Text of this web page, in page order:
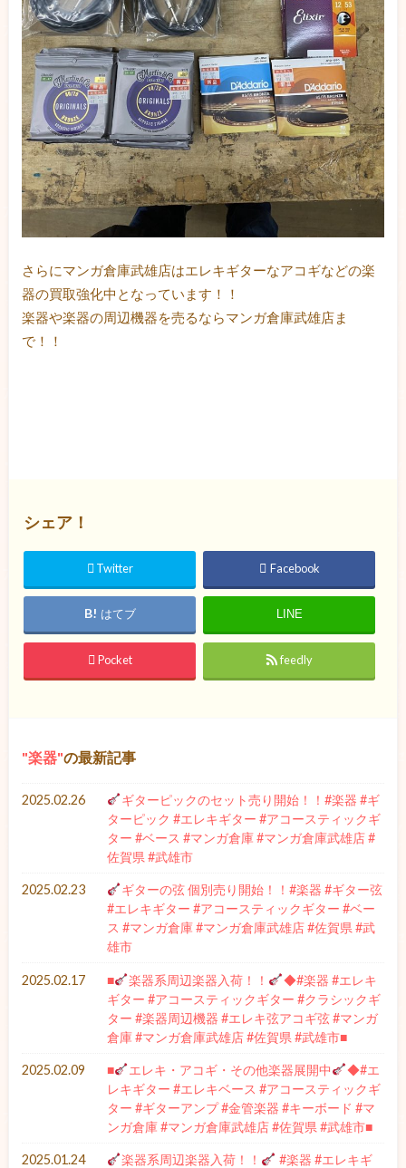
さらにマンガ倉庫武雄店はエレキギターなアコギなどの楽
器の買取強化中となっています！！
楽器や楽器の周辺機器を売るならマンガ倉庫武雄店ま
で！！
シェア！
Twitter Facebook
はてブ LINE
Pocket feedly
楽器 の最新記事
2025.02.26
ギターピックのセット売り開始！！#楽器 #ギ
ターピック #エレキギター #アコースティックギ
ター #ベース #マンガ倉庫 #マンガ倉庫武雄店 #
佐賀県 #武雄市
2025.02.23
ギターの弦 個別売り開始！！#楽器 #ギター弦
#エレキギター #アコースティックギター #ベー
ス #マンガ倉庫 #マンガ倉庫武雄店 #佐賀県 #武
雄市
2025.02.17 ■ 楽器系周辺楽器入荷！！
◆#楽器 #エレキ
ギター #アコースティックギター #クラシックギ
ター #楽器周辺機器 #エレキ弦アコギ弦 #マンガ
倉庫 #マンガ倉庫武雄店 #佐賀県 #武雄市■
2025.02.09 ■ エレキ・アコギ・その他楽器展開中
◆#エ
レキギター #エレキベース #アコースティックギ
ター #ギターアンプ #金管楽器 #キーボード #マ
ンガ倉庫 #マンガ倉庫武雄店 #佐賀県 #武雄市■
2025.01.24 楽器系周辺楽器入荷！！ #楽器 #エレキギ